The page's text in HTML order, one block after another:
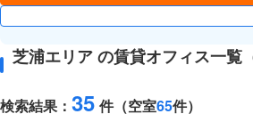
芝浦エリア の賃貸オフィス一覧
検索結果： 35 件（空室65件）